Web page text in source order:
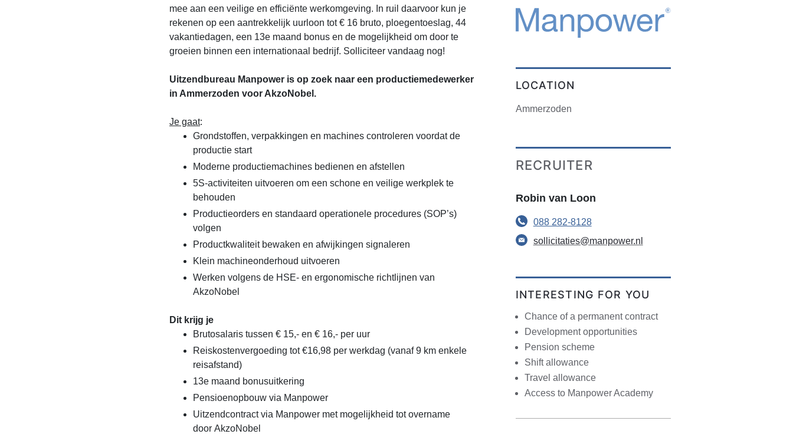
mee aan een veilige en efficiënte werkomgeving. In ruil daarvoor kun je
rekenen op een aantrekkelijk uurloon tot € 16 bruto, ploegentoeslag, 44
vakantiedagen, een 13e maand bonus en de mogelijkheid om door te
groeien binnen een internationaal bedrijf. Solliciteer vandaag nog!
Uitzendbureau Manpower is op zoek naar een productiemedewerker
in Ammerzoden voor AkzoNobel.
Je gaat:
Grondstoffen, verpakkingen en machines controleren voordat de
productie start
Moderne productiemachines bedienen en afstellen
5S-activiteiten uitvoeren om een schone en veilige werkplek te
behouden
Productieorders en standaard operationele procedures (SOP’s)
volgen
Productkwaliteit bewaken en afwijkingen signaleren
Klein machineonderhoud uitvoeren
Werken volgens de HSE- en ergonomische richtlijnen van
AkzoNobel
Dit krijg je
Brutosalaris tussen € 15,- en € 16,- per uur
Reiskostenvergoeding tot €16,98 per werkdag (vanaf 9 km enkele
reisafstand)
13e maand bonusuitkering
Pensioenopbouw via Manpower
Uitzendcontract via Manpower met mogelijkheid tot overname
door AkzoNobel
LOCATION
Ammerzoden
RECRUITER
Robin van Loon
088 282-8128
sollicitaties@manpower.nl
INTERESTING FOR YOU
Chance of a permanent contract
Development opportunities
Pension scheme
Shift allowance
Travel allowance
Access to Manpower Academy